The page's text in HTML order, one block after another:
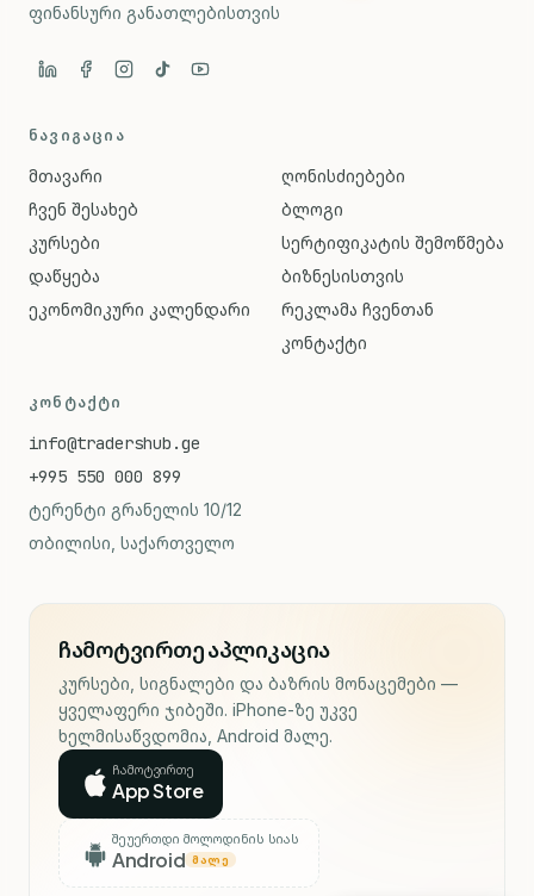
ფინანსური განათლებისთვის
ᲜᲐᲕᲘᲒᲐᲪᲘᲐ
მთავარი
ჩვენ შესახებ
კურსები
დაწყება
ეკონომიკური კალენდარი
ღონისძიებები
ბლოგი
სერტიფიკატის შემოწმება
ბიზნესისთვის
რეკლამა ჩვენთან
კონტაქტი
ᲙᲝᲜᲢᲐᲥᲢᲘ
info@tradershub.ge
+995 550 000 899
ტერენტი გრანელის 10/12
თბილისი, საქართველო
ჩამოტვირთე აპლიკაცია
კურსები, სიგნალები და ბაზრის მონაცემები —
ყველაფერი ჯიბეში. iPhone-ზე უკვე
ხელმისაწვდომია, Android მალე.
ჩამოტვირთე
App Store
შეუერთდი მოლოდინის სიას
Android ᲛᲐᲚᲔ